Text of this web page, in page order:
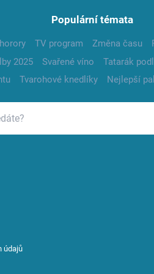
Populární témata
TV program Změna času
2025 Svařené víno Tatarák
Tvarohové knedlíky Nejlepší
údajů